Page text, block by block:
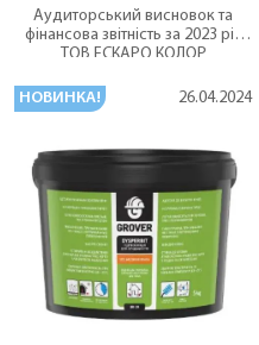
Аудиторський висновок та
фінансова звітність за 2023 рік
ТОВ ЕСКАРО КОЛОР
НОВИНКА! 26.04.2024